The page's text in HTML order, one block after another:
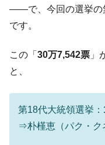
『Money1』
韓国製
種は全般的「不調」⇒
【米韓
ン』1人当たり賠償10
「KDDX」1番艦、
『Money1』
【対日
――で、今回の選挙の
です。
この「 30万7,542票 」
と、
第18代大統領選挙：
⇒朴槿恵（パク・ク